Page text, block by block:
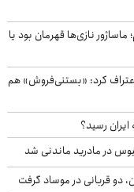
نازی‌ها قهرمان بود یا
کرد: «بستنی‌فروش» هم
رسید؟
در مادرید ماندنی شد
دو قربانی در موساد گرفت